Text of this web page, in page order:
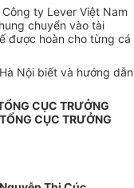
ty Lever Việt Nam
chuyển vào tài
được hoàn cho từng cá
Nội biết và hướng dẫn
CỤC TRƯỞNG
CỤC TRƯỞNG